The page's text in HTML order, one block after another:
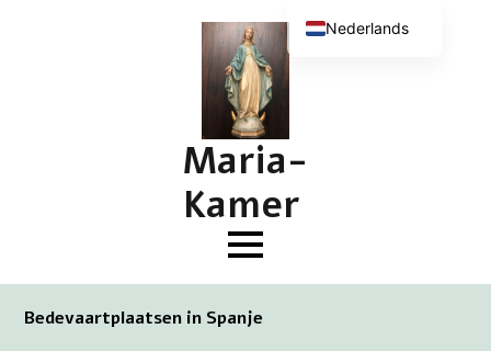
Maria-
Kamer
Bedevaartplaatsen in Spanje
Nederlands